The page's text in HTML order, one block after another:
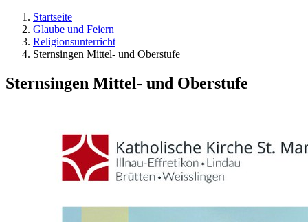
Startseite
Glaube und Feiern
Religionsunterricht
Sternsingen Mittel- und Oberstufe
Sternsingen Mittel- und Oberstufe